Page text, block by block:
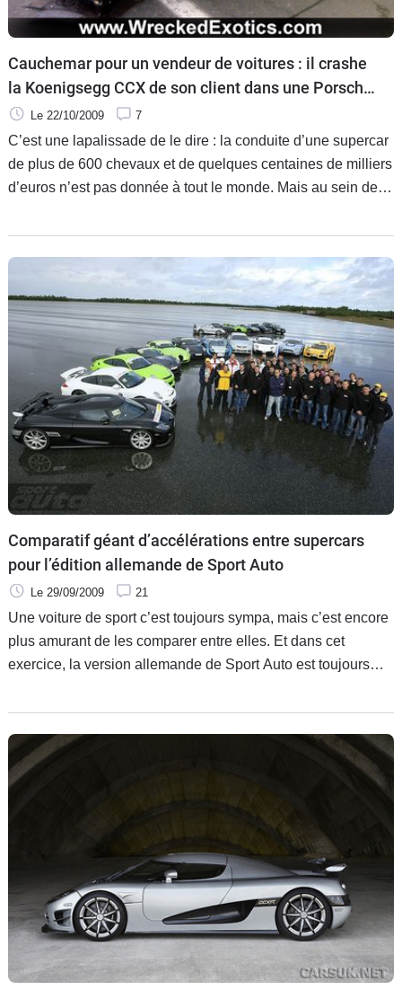
Cauchemar pour un vendeur de voitures : il crashe
la Koenigsegg CCX de son client dans une Porsche
911 GT2
Le 22/10/2009 7
C’est une lapalissade de le dire : la conduite d’une supercar
de plus de 600 chevaux et de quelques centaines de milliers
d’euros n’est pas donnée à tout le monde. Mais au sein de
Comparatif géant d’accélérations entre supercars
pour l’édition allemande de Sport Auto
Le 29/09/2009 21
Une voiture de sport c’est toujours sympa, mais c’est encore
plus amurant de les comparer entre elles. Et dans cet
exercice, la version allemande de Sport Auto est toujours